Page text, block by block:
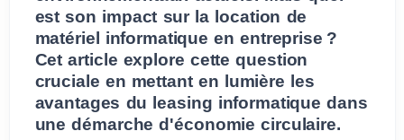
est son impact sur la location de
matériel informatique en entreprise ?
Cet article explore cette question
cruciale en mettant en lumière les
avantages du leasing informatique dans
une démarche d'économie circulaire.